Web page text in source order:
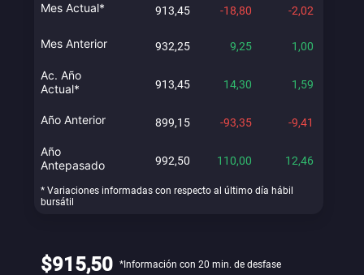
Mes Actual*
Mes Anterior
Ac. Año
Actual*
Año Anterior
Año
Antepasado
* Variaciones informadas con respecto al último día hábil
bursátil
$915,50 *Información con 20 min. de desfase